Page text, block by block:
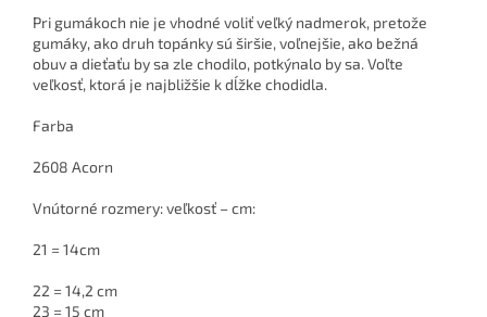
Pri gumákoch nie je vhodné voliť veľký nadmerok, pretože
gumáky, ako druh topánky sú širšie, voľnejšie, ako bežná
obuv a dieťaťu by sa zle chodilo, potkýnalo by sa. Voľte
veľkosť, ktorá je najbližšie k dĺžke chodidla.
Farba
2608 Acorn
Vnútorné rozmery: veľkosť – cm:
21 = 14cm
22 = 14,2 cm
23 = 15 cm